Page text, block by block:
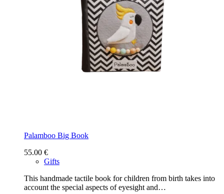
Palamboo Big Book
55.00 €
Gifts
This handmade tactile book for children from birth takes into
account the special aspects of eyesight and…